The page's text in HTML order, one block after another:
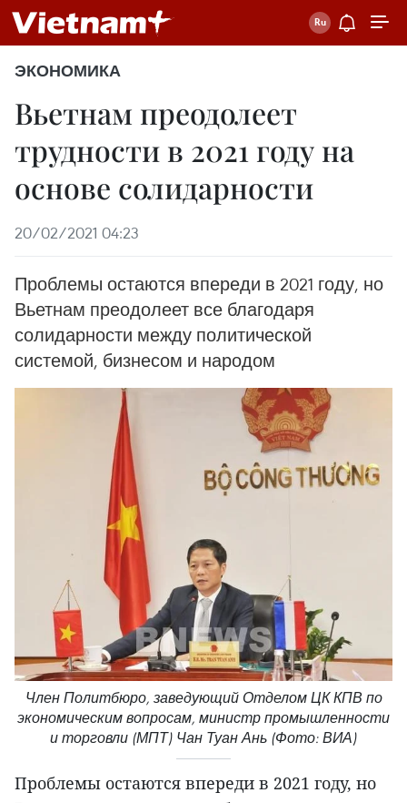
ЭКОНОМИКА
Вьетнам преодолеет
трудности в 2021 году на
основе солидарности
20/02/2021 04:23
Проблемы остаются впереди в 2021 году, но
Вьетнам преодолеет все благодаря
солидарности между политической
системой, бизнесом и народом
Член Политбюро, заведующий Отделом ЦК КПВ по
экономическим вопросам, министр промышленности
и торговли (МПТ) Чан Туан Ань (Фото: ВИА)
Проблемы остаются впереди в 2021 году, но